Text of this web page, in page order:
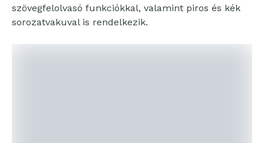
szövegfelolvasó funkciókkal, valamint piros és kék
sorozatvakuval is rendelkezik.